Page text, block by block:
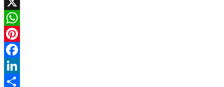
X
WhatsApp
Pinterest
Facebook
LinkedIn